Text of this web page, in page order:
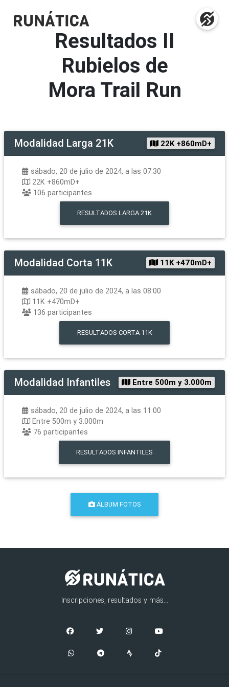
Resultados II
Rubielos de
Mora Trail Run
Modalidad Larga 21K 22K +860mD+
sábado, 20 de julio de 2024, a las 07:30
22K +860mD+
106 participantes
RESULTADOS LARGA 21K
Modalidad Corta 11K 11K +470mD+
sábado, 20 de julio de 2024, a las 08:00
11K +470mD+
136 participantes
RESULTADOS CORTA 11K
Modalidad Infantiles Entre 500m y 3.000m
sábado, 20 de julio de 2024, a las 11:00
Entre 500m y 3.000m
76 participantes
RESULTADOS INFANTILES
ÁLBUM FOTOS
Inscripciones, resultados y más...